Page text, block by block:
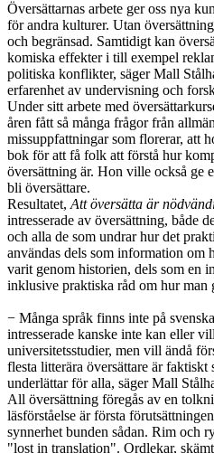
Översättarnas arbete ger oss nya
för andra kulturer. Utan
och begränsad. Samtidigt kan
komiska effekter i till exempel
politiska konflikter, säger Mall
erfarenhet av undervisning och
Under sitt arbete med
åren fått så många frågor från
missuppfattningar som florerar, att
bok för att få folk att förstå hur
översättning är. Hon ville också ge
bli översättare.
Resultatet, Att översätta är
intresserade av översättning, både
och alla de som undrar hur det
användas dels som information om
varit genom historien, dels som en
inklusive praktiska råd om hur man
− Många språk finns inte på
intresserade kanske inte kan eller
universitetsstudier, men vill ändå
flesta litterära översättare är
underlättar för alla, säger Mall
All översättning föregås av en
läsförståelse är första
synnerhet bunden sådan. Rim och
"lost in translation". Ordlekar,